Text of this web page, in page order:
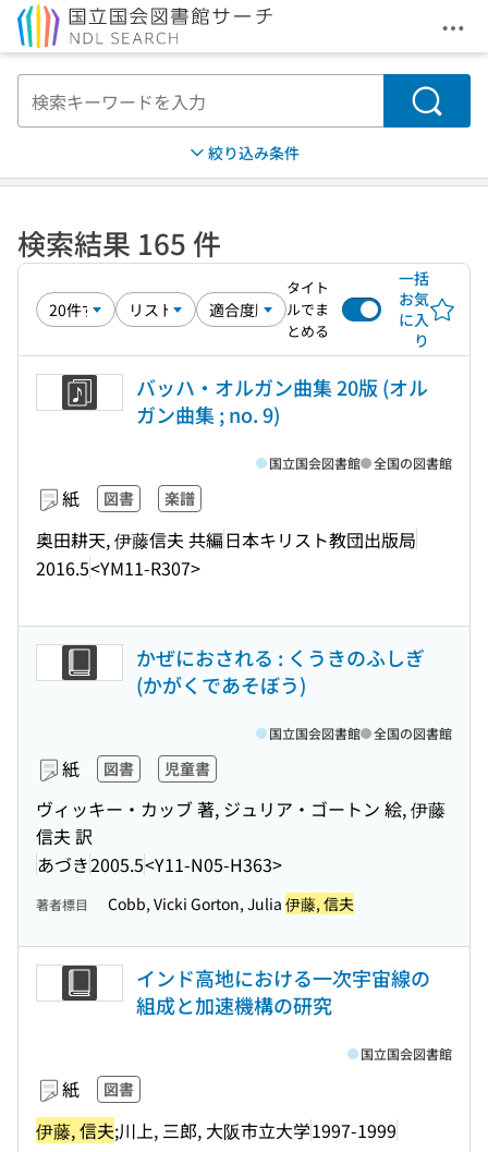
メ
検索
絞り込み条件
検索結果 165 件
タイト
ルでま
とめる
一括
お気
に入
り
バッハ・オルガン曲集 20版 (オル
ガン曲集 ; no. 9)
紙 図書 楽譜
奥田耕天, 伊藤信夫 共編日本キリスト教団出版局
2016.5<YM11-R307>
国立国会図書館 全国の図書館
かぜにおされる : くうきのふしぎ
(かがくであそぼう)
紙 図書 児童書
ヴィッキー・カッブ 著, ジュリア・ゴートン 絵, 伊藤
信夫 訳
あづき2005.5<Y11-N05-H363>
国立国会図書館 全国の図書館
著者標目 Cobb, Vicki Gorton, Julia 伊藤, 信夫
インド高地における一次宇宙線の
組成と加速機構の研究
紙 図書
伊藤, 信夫;川上, 三郎, 大阪市立大学1997-1999
国立国会図書館